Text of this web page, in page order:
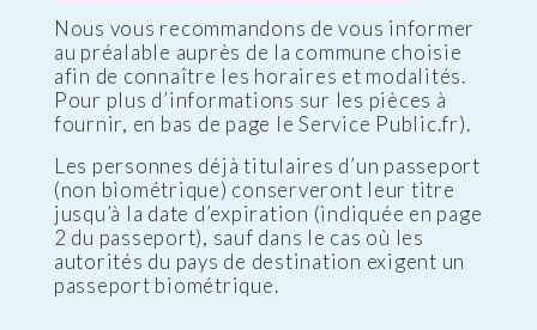
Nous vous recommandons de vous informer
au préalable auprès de la commune choisie
afin de connaître les horaires et modalités.
Pour plus d’informations sur les pièces à
fournir, en bas de page le Service Public.fr).
Les personnes déjà titulaires d’un passeport
(non biométrique) conserveront leur titre
jusqu’à la date d’expiration (indiquée en page
2 du passeport), sauf dans le cas où les
autorités du pays de destination exigent un
passeport biométrique.